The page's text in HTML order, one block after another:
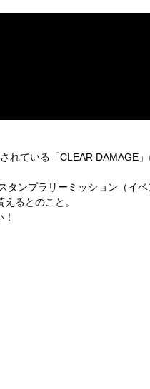
れている「CLEAR DAMAGE
ンプラリーミッション（イ
るとのこと。